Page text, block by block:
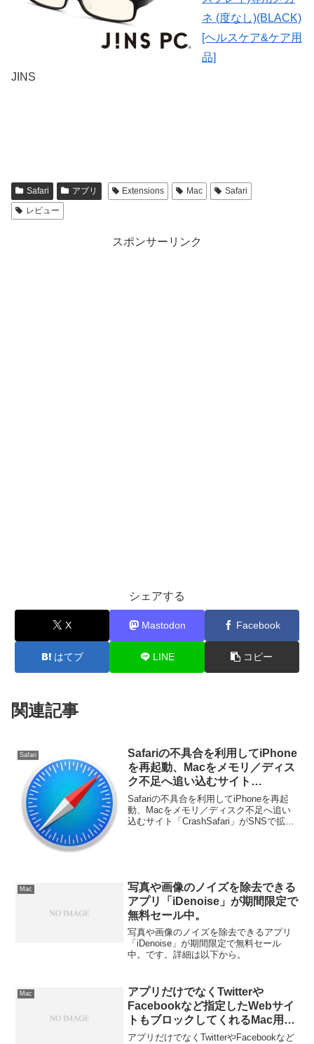
ネ (度なし)(BLACK)
[ヘルスケア&ケア用
品]
JINS
Safari アプリ Extensions Mac
Safari
レビュー
スポンサーリンク
シェアする
X Mastodon Facebook
はてブ LINE コピー
関連記事
Safari
Safariの不具合を利用してiPhone
を再起動、Macをメモリ／ディス
ク不足へ追い込むサイト
「CrashSafari」がSNSで拡散
中。
Safariの不具合を利用してiPhoneを再起
動、Macをメモリ／ディスク不足へ追い
込むサイト「CrashSafari」がSNSで拡散
Mac
写真や画像のノイズを除去できる
アプリ「iDenoise」が期間限定で
無料セール中。
写真や画像のノイズを除去できるアプリ
「iDenoise」が期間限定で無料セール
中。です。詳細は以下から。
Mac
アプリだけでなくTwitterや
Facebookなど指定したWebサイ
トもブロックしてくれるMac用ア
プリ「Focus」を使ってみた。
アプリだけでなくTwitterやFacebookなど